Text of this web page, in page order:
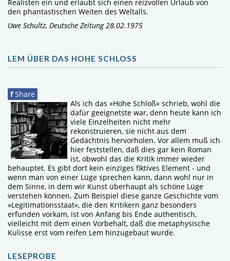
Realisten ein und erlaubt sich einen reizvollen Urlaub von
den phantastischen Weiten des Weltalls.
Uwe Schultz, Deutsche Zeitung 28.02.1975
LEM ÜBER DAS HOHE SCHLOSS
f Share
Als ich das »Hohe Schloß« schrieb, wohl die
dafür geeignetste war, denn heute kann ich
viele Einzelheiten nicht mehr
rekonstruieren, sie nicht aus dem
Gedächtnis hervorholen. Vor allem muß ich
hier feststellen, daß dies gar kein Roman
ist, obwohl das die Kritik immer wieder
behauptet. Es gibt dort kein einziges fiktives Element - und
wenn man von einer Lüge sprechen kann, dann wohl nur in
dem Sinne, in dem wir Kunst überhaupt als schöne Lüge
verstehen können. Zum Beispiel diese ganze Geschichte vom
»Legitimationsstaat«, die den Kritikern ganz besonders
erfunden vorkam, ist von Anfang bis Ende authentisch,
vielleicht mit dem einen Vorbehalt, daß die metaphysische
Kulisse erst vom reifen Lem hinzugebaut wurde.
LESEPROBE